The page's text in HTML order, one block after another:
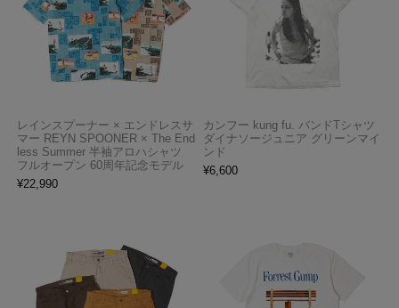
レインスプーナー × エンドレスサ
マー REYN SPOONER × The End
less Summer 半袖アロハシャツ
フルオープン 60周年記念モデル
¥22,990
カンフー kung fu. バンドTシャツ
ダイナソージュニア グリーンマイ
ンド
¥6,600